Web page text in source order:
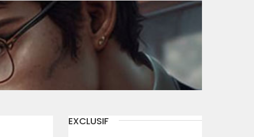
EXCLUSIF